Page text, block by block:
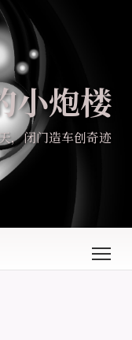
小炮楼
，闭门造车创奇迹